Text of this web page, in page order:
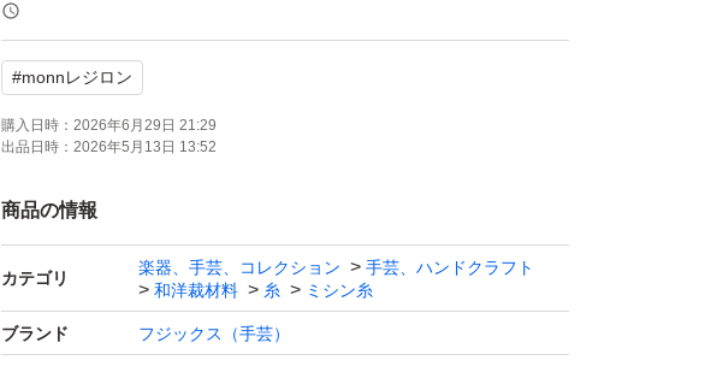
写真では多少色目が異なります。予めご了承ください。
★個数によっての価格★
1個:600円
2個:900円
3個:1300円
5個～1個400円×個数で計算致します。
店舗在庫と共有の為、シールが蛍光灯焼けしている商品がござい
#monnレジロン
購入日時： 2026年6月29日 21:29
出品日時： 2026年5月13日 13:52
商品の情報
カテゴリ
楽器、手芸、コレクション
手芸、ハンドクラフト
和洋裁材料
糸 ミシン糸
ブランド フジックス（手芸）